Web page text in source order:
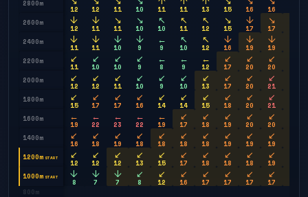
2800m
12 12 11 10 11 11 13 15 16 16
2600m
↓
12
↓
11
↘
11
↘
10
↖
10
↖
11
↖
12
↘
15
↓
17
↘
17
2400m
↓
11
↓
11
↓
10
↓
9
←
9
↖
10
↖
12
↓
16
↓
19
↓
19
2200m
↙
11
↙
10
↙
10
↙
9
←
8
←
9
←
12
↙
17
↙
20
↙
20
2000m
↙
12
↙
12
↙
11
↙
10
↙
9
↙
10
↙
13
↙
17
↙
20
↙
21
1800m
↙
15
↙
17
↙
17
↙
16
↙
14
↙
14
↙
15
↙
18
↙
20
↙
21
1600m
←
19
←
22
←
23
←
22
←
19
↙
17
↙
18
↙
19
↙
20
↙
20
1400m
↙
16
↙
18
↙
19
↙
18
↙
18
↙
18
↙
18
↙
19
↙
19
↙
19
1200m START ↙
12
↙
12
↙
12
↙
13
↙
15
↙
17
↙
18
↙
18
↙
18
↙
19
1000m START ↓
8
↓
7
↓
7
↙
8
↙
12
↙
16
↙
17
↙
17
↙
17
↙
17
800m